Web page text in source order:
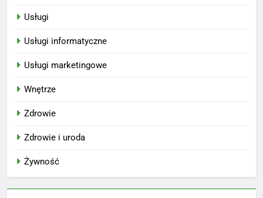
Usługi
Usługi informatyczne
Usługi marketingowe
Wnętrze
Zdrowie
Zdrowie i uroda
Żywność